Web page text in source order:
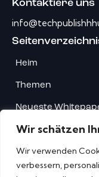
Wir schätzen
Wir verwenden
verbessern,
Kontaktiere uns
Heim
Themen
Neueste
Unternehmen AZ
Kontaktiere uns